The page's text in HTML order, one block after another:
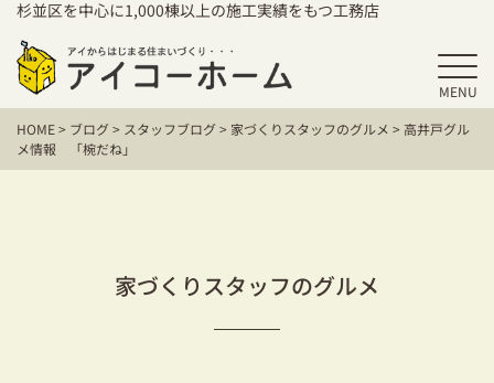
杉並区を中心に1,000棟以上の施工実績をもつ工務店
MENU
HOME
保証／アフターサポート
HOME> ブログ> スタッフブログ> 家づくりスタッフのグルメ >高井戸グル
メ情報 「椀だね」
家づくりスタッフのグルメ